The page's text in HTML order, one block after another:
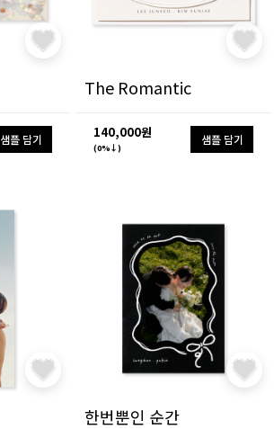
샘플 담기
The Romantic
140,000원
(0%↓)
샘플 담기
한번뿐인 순간